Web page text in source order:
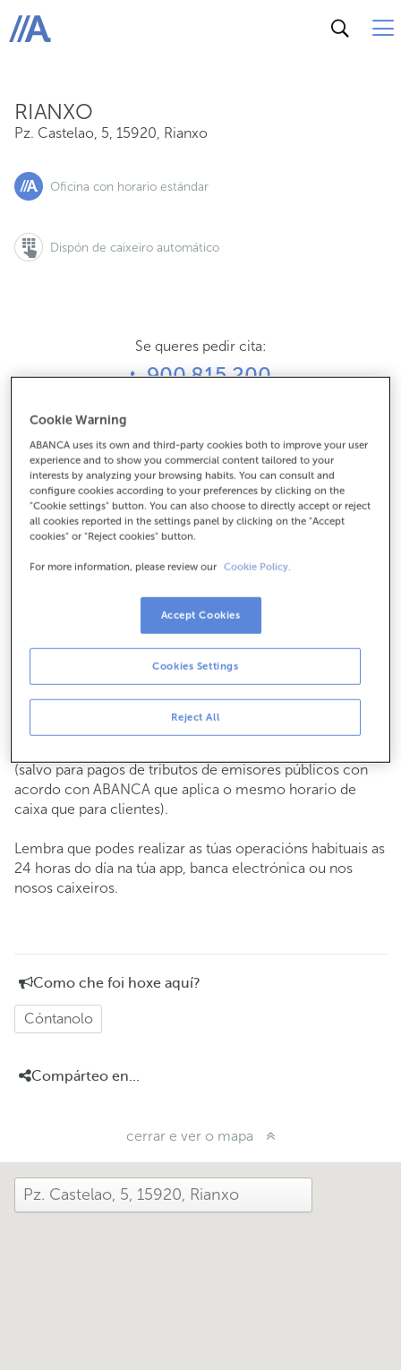
ABANCA
RIANXO
Pz. Castelao, 5, 15920, Rianxo
Oficina con horario estándar
Dispón de caixeiro automático
Se queres pedir cita:
900 815 200
981860030
Como chegar
Consulta todos os horarios
Xestións comerciais
8:15 a 14:00.
cita previae atenderémoste o día e hora que
escollas
Clientes: de luns a venres de 8:15 a 11:00
martes e
(salvo para pagos de tributos de emisores públicos con
acordo con ABANCA que aplica o mesmo horario de
caixa que para clientes).
Lembra que podes realizar as túas operacións habituais as
24 horas do día na túa app, banca electrónica ou nos
nosos caixeiros.
Como che foi hoxe aquí?
Cóntanolo
Compárteo en...
cerrar e ver o mapa
Cookie Warning
ABANCA uses its own and third-party cookies both to improve your user
experience and to show you commercial content tailored to your
interests by analyzing your browsing habits. You can consult and
configure cookies according to your preferences by clicking on the
"Cookie settings" button. You can also choose to directly accept or reject
all cookies reported in the settings panel by clicking on the "Accept
cookies" or "Reject cookies" button.
For more information, please review our Cookie Policy.
Reject All
Cookies Settings
Accept Cookies
Pz. Castelao, 5, 15920, Rianxo